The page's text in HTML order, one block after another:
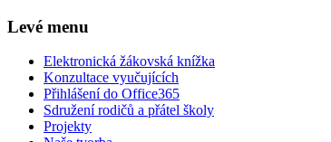
Levé menu
Elektronická žákovská knížka
Konzultace vyučujících
Přihlášení do Office365
Sdružení rodičů a přátel školy
Projekty